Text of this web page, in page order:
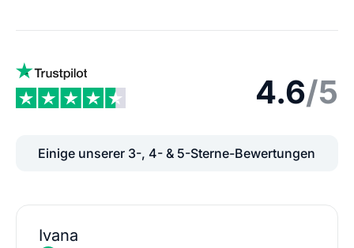
4.6/5
Einige unserer 3-, 4- & 5-Sterne-Bewertungen
Ivana